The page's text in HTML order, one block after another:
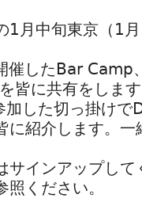
1月中旬東京（1
催したBar Camp
皆に共有をしま
した切っ掛けで
に紹介します。
サインアップして
ください。